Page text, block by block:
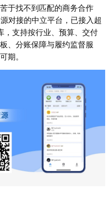
于找不到匹配的商务合作
对接的中立平台，已接入超
，支持按行业、预算、交付
、分账保障与履约监督服
期。